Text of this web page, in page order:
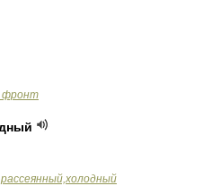
фронт